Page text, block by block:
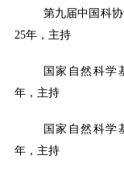
第九届中国科
25年，主持
国家自然科学
年，主持
国家自然科学
年，主持